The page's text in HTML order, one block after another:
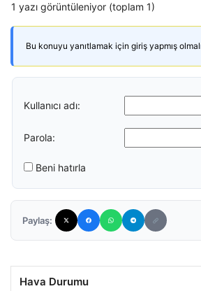
1 yazı görüntüleniyor (toplam 1)
Bu konuyu yanıtlamak için giriş yapmış
Kullanıcı adı:
Parola:
Beni hatırla
Paylaş:
Hava Durumu